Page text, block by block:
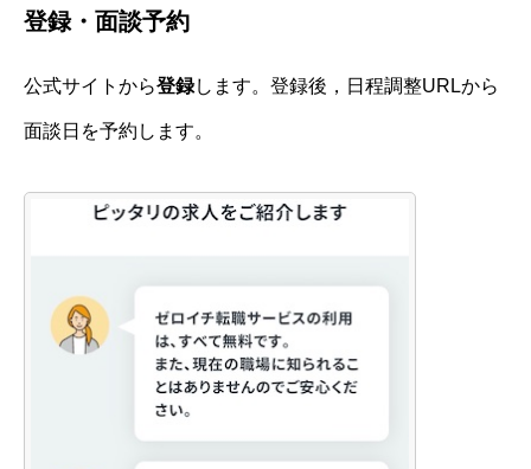
登録・面談予約
公式サイトから登録します。登録後，日程調整URLから
面談日を予約します。